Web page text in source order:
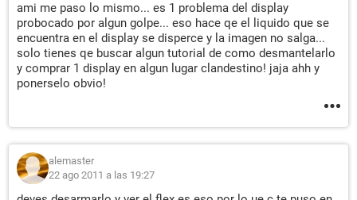
ami me paso lo mismo... es 1 problema del display
probocado por algun golpe... eso hace qe el liquido que se
encuentra en el display se disperce y la imagen no salga...
solo tienes qe buscar algun tutorial de como desmantelarlo
y comprar 1 display en algun lugar clandestino! jaja ahh y
ponerselo obvio!
alemaster
22 ago 2011 a las 19:27